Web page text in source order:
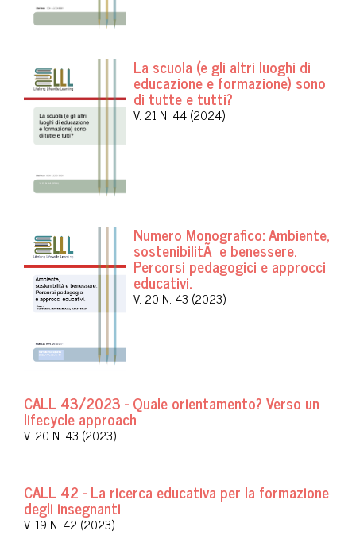
La scuola (e gli altri luoghi di
educazione e formazione) sono
di tutte e tutti?
V. 21 N. 44 (2024)
Numero Monografico: Ambiente,
sostenibilitÃ e benessere.
Percorsi pedagogici e approcci
educativi.
V. 20 N. 43 (2023)
CALL 43/2023 - Quale orientamento? Verso un
lifecycle approach
V. 20 N. 43 (2023)
CALL 42 - La ricerca educativa per la formazione
degli insegnanti
V. 19 N. 42 (2023)